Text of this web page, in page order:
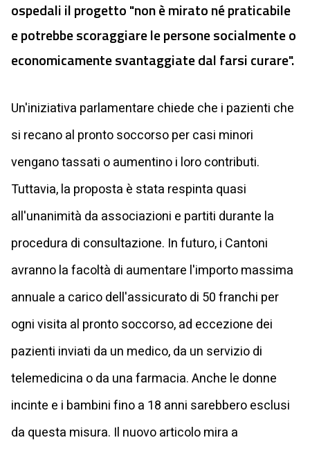
ospedali il progetto "non è mirato né praticabile
e potrebbe scoraggiare le persone socialmente o
economicamente svantaggiate dal farsi curare".
Un'iniziativa parlamentare chiede che i pazienti che
si recano al pronto soccorso per casi minori
vengano tassati o aumentino i loro contributi.
Tuttavia, la proposta è stata respinta quasi
all'unanimità da associazioni e partiti durante la
procedura di consultazione. In futuro, i Cantoni
avranno la facoltà di aumentare l'importo massima
annuale a carico dell'assicurato di 50 franchi per
ogni visita al pronto soccorso, ad eccezione dei
pazienti inviati da un medico, da un servizio di
telemedicina o da una farmacia. Anche le donne
incinte e i bambini fino a 18 anni sarebbero esclusi
da questa misura. Il nuovo articolo mira a